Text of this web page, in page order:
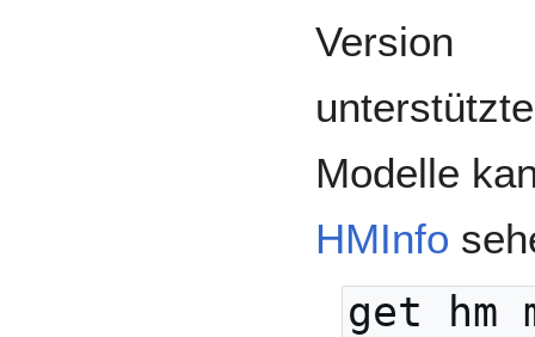
Version
Modelle
HMInfo
get hm